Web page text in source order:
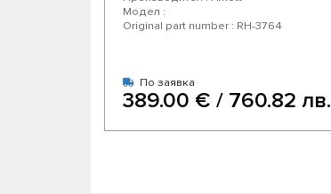
Модел :
Original part number : RH-3764
По заявка
389.00 € / 760.82 лв.